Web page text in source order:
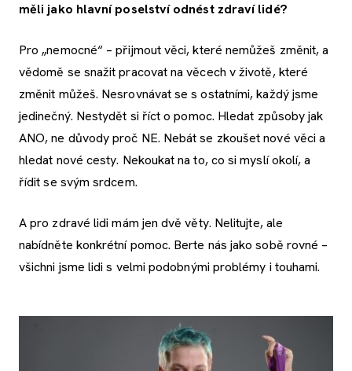
měli jako hlavní poselství odnést zdraví lidé?
Pro „nemocné“ – přijmout věci, které nemůžeš změnit, a
vědomě se snažit pracovat na věcech v životě, které
změnit můžeš. Nesrovnávat se s ostatními, každý jsme
jedinečný. Nestydět si říct o pomoc. Hledat způsoby jak
ANO, ne důvody proč NE. Nebát se zkoušet nové věci a
hledat nové cesty. Nekoukat na to, co si myslí okolí, a
řídit se svým srdcem.
A pro zdravé lidi mám jen dvě věty. Nelitujte, ale
nabídněte konkrétní pomoc. Berte nás jako sobě rovné –
všichni jsme lidi s velmi podobnými problémy i touhami.